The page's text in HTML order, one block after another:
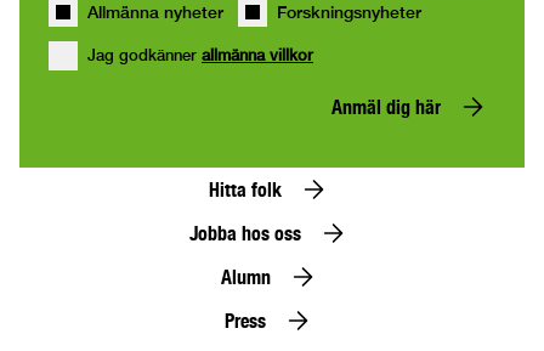
Allmänna nyheter Forskningsnyheter
Jag godkänner allmänna villkor
Anmäl dig här
Hitta folk
Jobba hos oss
Alumn
Press